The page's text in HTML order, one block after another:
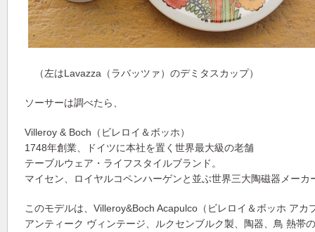
（左はLavazza（ラバッツァ）のデミタスカップ）
ソーサーは調べたら、
Villeroy & Boch（ビレロイ＆ボッホ）
1748年創業、ドイツに本社を置く世界最大級の老舗
テーブルウェア・ライフスタイルブランド。
マイセン、ロイヤルコペンハーゲンと並ぶ世界三大陶磁器メーカ
このモデルは、Villeroy&Boch Acapulco（ビレロイ＆ボッホ アカ
アンティーク ヴィンテージ、ルクセンブルク製、陶器、鳥 熱帯